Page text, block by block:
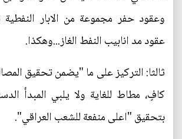
وعقود حفر مجموعة من الابار
عقود مد انابيب النفط الغاز...وهكذا.
ثالثا: التركيز على ما "يضمن تحقيق
كافٍ، مطاط للغاية ولا يلبي المبدأ
بتحقيق "اعلى منفعة للشعب العراقي".